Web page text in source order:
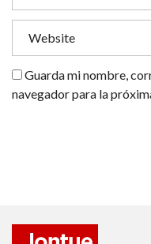
Guarda mi nombre,
navegador para la